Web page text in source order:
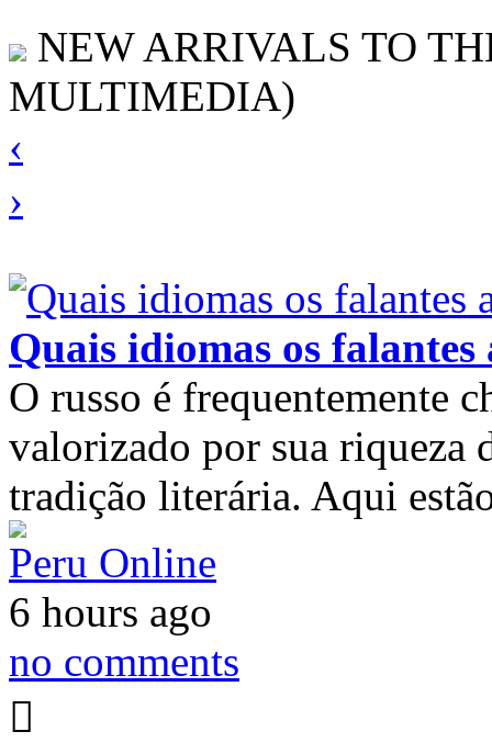
NEW ARRIVALS TO
MULTIMEDIA)
‹
›
Quais idiomas os
O russo é frequentemente
valorizado por sua riqueza
tradição literária. Aqui
Peru Online
6 hours ago
no comments